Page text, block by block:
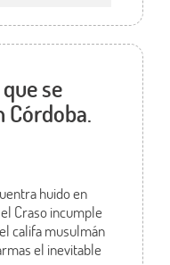
se
Córdoba.
huido en
Craso incumple
califa musulmán
el inevitable